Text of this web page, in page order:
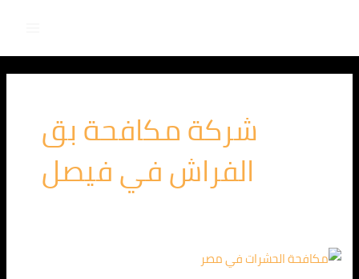
المحتوى
شركة مكافحة بق
الفراش في فيصل
الشركة